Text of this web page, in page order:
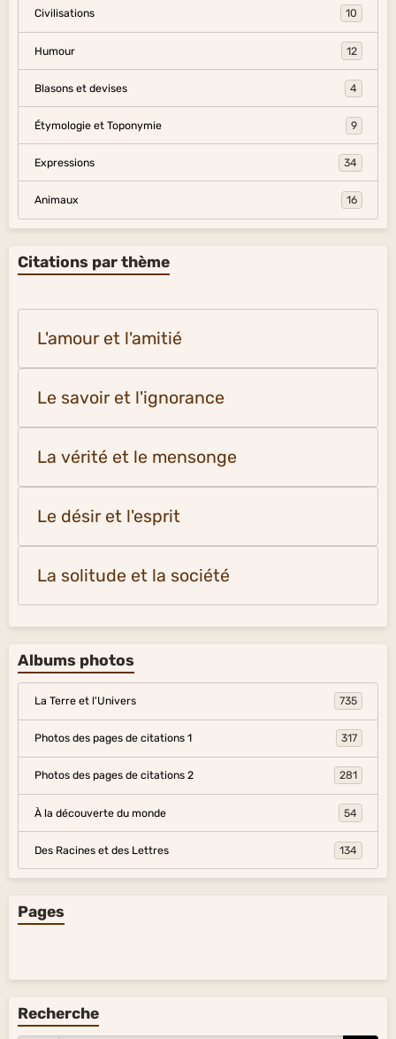
Civilisations 10
Humour 12
Blasons et devises 4
Étymologie et Toponymie 9
Expressions 34
Animaux 16
Citations par thème
L'amour et l'amitié
Le savoir et l'ignorance
La vérité et le mensonge
Le désir et l'esprit
La solitude et la société
Albums photos
La Terre et l'Univers 735
Photos des pages de citations 1 317
Photos des pages de citations 2 281
À la découverte du monde 54
Des Racines et des Lettres 134
Pages
Recherche